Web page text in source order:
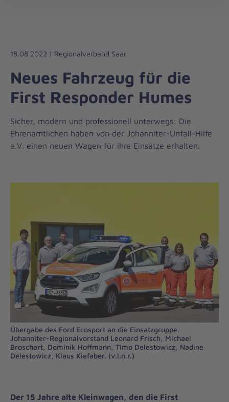
Liebe
Leben
18.08.2022 | Regionalverband Saar
Neues Fahrzeug für die
First Responder Humes
Sicher, modern und professionell unterwegs: Die
Ehrenamtlichen haben von der Johanniter-Unfall-Hilfe
e.V. einen neuen Wagen für ihre Einsätze erhalten.
Übergabe des Ford Ecosport an die Einsatzgruppe.
Johanniter-Regionalvorstand Leonard Frisch, Michael
Broschart, Dominik Hoffmann, Timo Delestowicz, Nadine
Delestowicz, Klaus Kiefaber. (v.l.n.r.)
Der 15 Jahre alte Kleinwagen, den die First